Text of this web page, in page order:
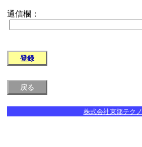
通信欄：
株式会社東部テクノ